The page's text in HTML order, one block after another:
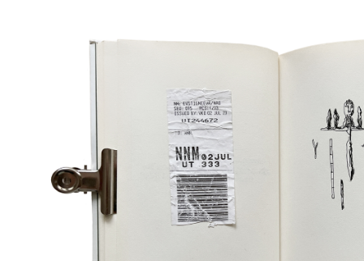
info@powerofterritory.ru
Москва,
Большая
вход 10, 3 этаж, КП «Дизайн